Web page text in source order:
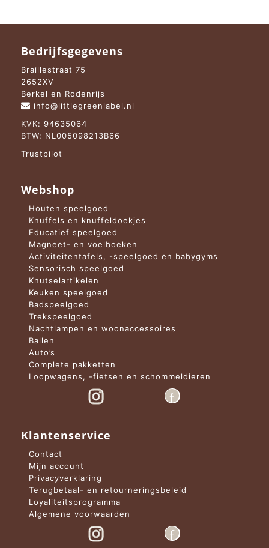
Bedrijfsgegevens
Braillestraat 75
2652XV
Berkel en Rodenrijs
info@littlegreenlabel.nl
KVK: 94635064
BTW: NL005098213B66
Trustpilot
Webshop
Houten speelgoed
Knuffels en knuffeldoekjes
Educatief speelgoed
Magneet- en voelboeken
Activiteitentafels, -speelgoed en babygyms
Sensorisch speelgoed
Knutselartikelen
Keuken speelgoed
Badspeelgoed
Trekspeelgoed
Nachtlampen en woonaccessoires
Ballen
Auto’s
Complete pakketten
Loopwagens, -fietsen en schommeldieren
Klantenservice
Contact
Mijn account
Privacyverklaring
Terugbetaal- en retourneringsbeleid
Loyaliteitsprogramma
Algemene voorwaarden